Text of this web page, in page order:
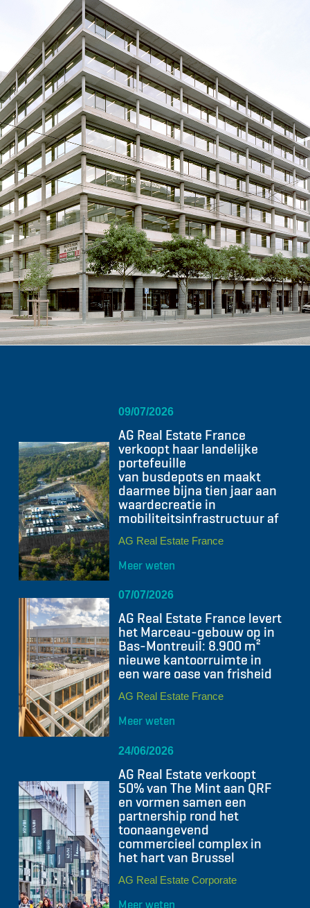
09/07/2026
AG Real Estate France
verkoopt haar landelijke
portefeuille
van busdepots en maakt
daarmee bijna tien jaar aan
waardecreatie in
mobiliteitsinfrastructuur af
AG Real Estate France
Meer weten
07/07/2026
AG Real Estate France levert
het Marceau-gebouw op in
Bas-Montreuil: 8.900 m²
nieuwe kantoorruimte in
een ware oase van frisheid
AG Real Estate France
Meer weten
24/06/2026
AG Real Estate verkoopt
50% van The Mint aan QRF
en vormen samen een
partnership rond het
toonaangevend
commercieel complex in
het hart van Brussel
AG Real Estate Corporate
Meer weten